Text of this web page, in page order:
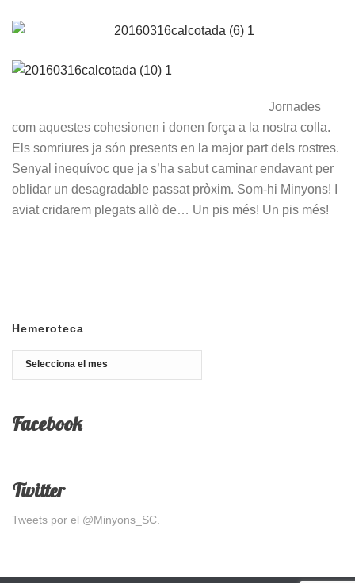
Jornades
com aquestes cohesionen i donen força a la nostra colla.
Els somriures ja són presents en la major part dels rostres.
Senyal inequívoc que ja s’ha sabut caminar endavant per
oblidar un desagradable passat pròxim. Som-hi Minyons! I
aviat cridarem plegats allò de… Un pis més! Un pis més!
Hemeroteca
Hemeroteca
Facebook
Twitter
Tweets por el @Minyons_SC.